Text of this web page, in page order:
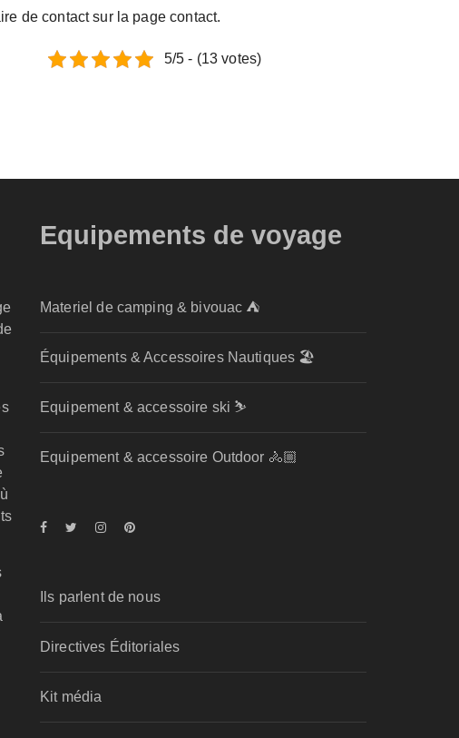
de contact sur la page contact.
5/5 - (13 votes)
Equipements de voyage
Materiel de camping & bivouac ⛺
Équipements & Accessoires Nautiques 🏖️
Equipement & accessoire ski ⛷️
Equipement & accessoire Outdoor 🚴🏼
Ils parlent de nous
Directives Éditoriales
Kit média